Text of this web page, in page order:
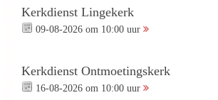
Kerkdienst Lingekerk
09-08-2026 om 10:00 uur
Kerkdienst Ontmoetingskerk
16-08-2026 om 10:00 uur